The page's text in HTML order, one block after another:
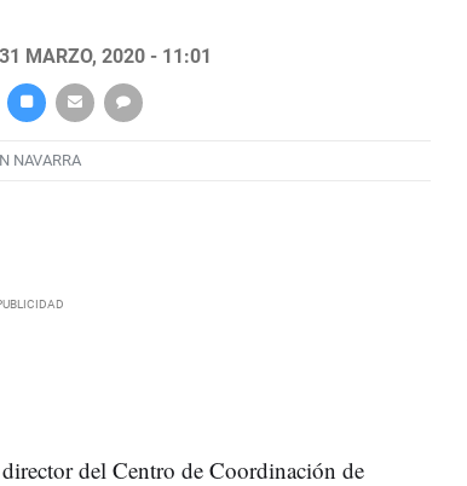
MARZO, 2020 - 11:01
NAVARRA
del Centro de Coordinación de